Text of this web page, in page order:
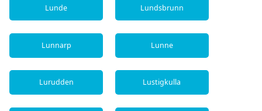
Lunde Lundsbrunn
Lunnarp Lunne
Lurudden Lustigkulla